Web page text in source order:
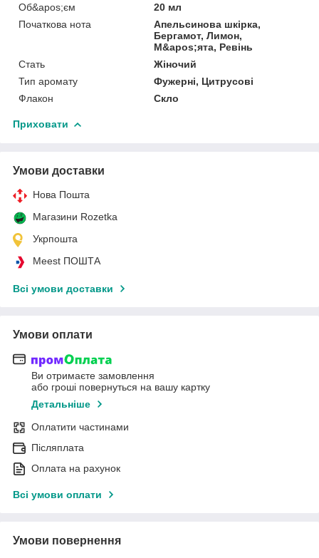
Об&apos;єм
20 мл
Початкова нота
Апельсинова шкірка,
Бергамот, Лимон,
М&apos;ята, Ревінь
Стать
Жіночий
Тип аромату
Фужерні, Цитрусові
Флакон
Скло
Приховати
Умови доставки
Нова Пошта
Магазини Rozetka
Укрпошта
Meest ПОШТА
Всі умови доставки
Умови оплати
Ви отримаєте замовлення
або гроші повернуться на вашу картку
Детальніше
Оплатити частинами
Післяплата
Оплата на рахунок
Всі умови оплати
Умови повернення